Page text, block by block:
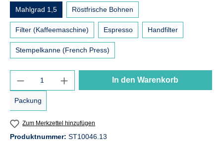
Mahlgrad 1,5 Röstfrische Bohnen
Filter (Kaffeemaschine) Espresso Handfilter
Stempelkanne (French Press)
Produkt Anzahl: Gib den gewünschten
Packung
In den Warenkorb
Zum Merkzettel hinzufügen
Produktnummer: ST10046.13